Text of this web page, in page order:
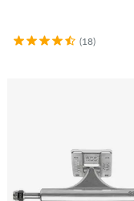
(18)